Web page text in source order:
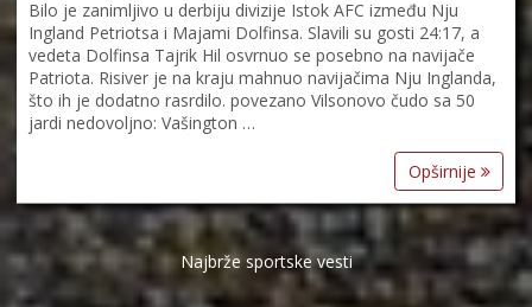
Bilo je zanimljivo u derbiju divizije Istok AFC između Nju
Ingland Petriotsa i Majami Dolfinsa. Slavili su gosti 24:17, a
vedeta Dolfinsa Tajrik Hil osvrnuo se posebno na navijače
Patriota. Risiver je na kraju mahnuo navijačima Nju Inglanda,
što ih je dodatno rasrdilo. povezano Vilsonovo čudo sa 50
jardi nedovoljno: Vašington …
Opširnije
Najbrže sportske vesti